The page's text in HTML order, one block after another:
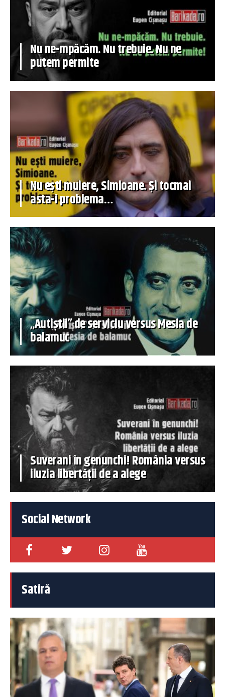
Nu ne-mpăcăm. Nu trebuie. Nu ne
putem permite
Nu ești muiere, Simioane. Și tocmai
asta-i problema…
„Autiștii” de serviciu versus Mesia de
balamuc
Suverani în genunchi! România versus
iluzia libertății de a alege
Social Network
Satiră